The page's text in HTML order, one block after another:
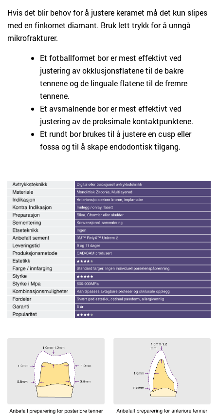
Hvis det blir behov for å justere keramet må det kun slipes
med en finkornet diamant. Bruk lett trykk for å unngå
mikrofrakturer.
Et fotballformet bor er mest effektivt ved
justering av okklusjonsflatene til de bakre
tennene og de linguale flatene til de fremre
tennene.
Et avsmalnende bor er mest effektivt ved
justering av de proksimale kontaktpunktene.
Et rundt bor brukes til å justere en cusp eller
fossa og til å skape endodontisk tilgang.